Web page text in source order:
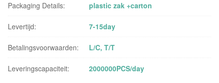
Packaging Details: plastic zak +carton
Levertijd: 7-15day
Betalingsvoorwaarden: L/C, T/T
Leveringscapaciteit: 2000000PCS/day